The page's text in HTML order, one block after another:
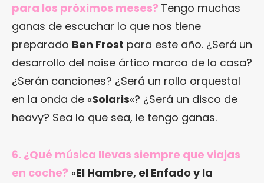
para los próximos meses? Tengo muchas
ganas de escuchar lo que nos tiene
preparado Ben Frost para este año. ¿Será un
desarrollo del noise ártico marca de la casa?
¿Serán canciones? ¿Será un rollo orquestal
en la onda de «Solaris«? ¿Será un disco de
heavy? Sea lo que sea, le tengo ganas.
6. ¿Qué música llevas siempre que viajas
en coche? «El Hambre, el Enfado y la